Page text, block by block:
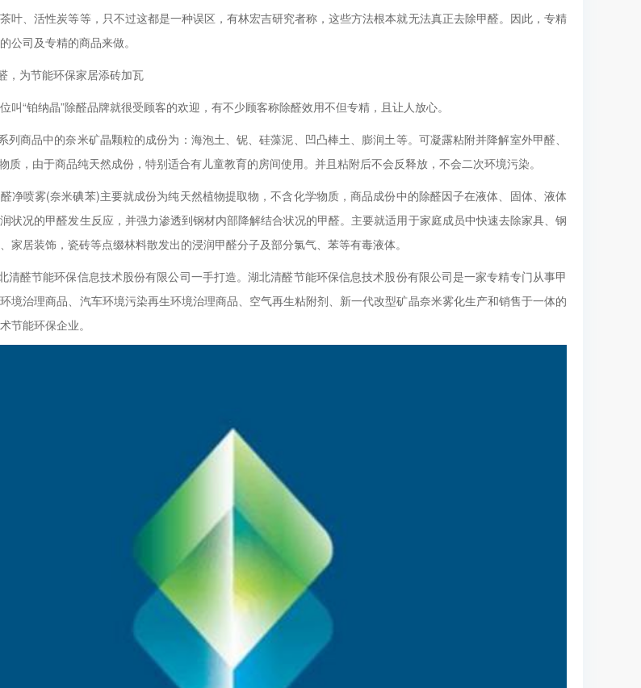
叶、活性炭等等，只不过这都是一种误区，有林宏吉研究者称，这些方法根本就无法真正去除甲醛。因此，专精
公司及专精的商品来做。
，为节能环保家居添砖加瓦
叫“铂纳晶”除醛品牌就很受顾客的欢迎，有不少顾客称除醛效用不但专精，且让人放心。
列商品中的奈米矿晶颗粒的成份为：海泡土、铌、硅藻泥、凹凸棒土、膨润土等。可凝露粘附并降解室外甲醛、
质，由于商品纯天然成份，特别适合有儿童教育的房间使用。并且粘附后不会反释放，不会二次环境污染。
净喷雾(奈米碘苯)主要就成份为纯天然植物提取物，不含化学物质，商品成份中的除醛因子在液体、固体、液体
状况的甲醛发生反应，并强力渗透到钢材内部降解结合状况的甲醛。主要就适用于家庭成员中快速去除家具、钢
家居装饰，瓷砖等点缀林料散发出的浸润甲醛分子及部分氯气、苯等有毒液体。
清醛节能环保信息技术股份有限公司一手打造。湖北清醛节能环保信息技术股份有限公司是一家专精专门从事甲
境治理商品、汽车环境污染再生环境治理商品、空气再生粘附剂、新一代改型矿晶奈米雾化生产和销售于一体的
节能环保企业。